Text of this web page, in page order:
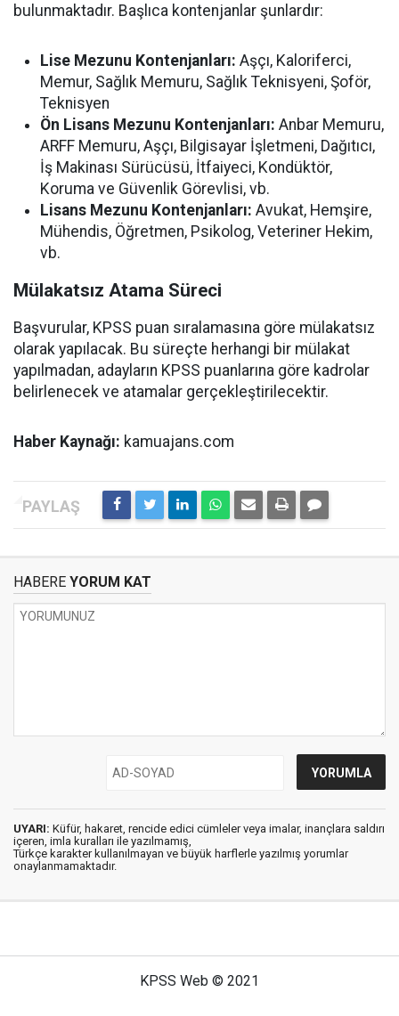
bulunmaktadır. Başlıca kontenjanlar şunlardır:
Lise Mezunu Kontenjanları: Aşçı, Kaloriferci,
Memur, Sağlık Memuru, Sağlık Teknisyeni, Şoför,
Teknisyen
Ön Lisans Mezunu Kontenjanları: Anbar Memuru,
ARFF Memuru, Aşçı, Bilgisayar İşletmeni, Dağıtıcı,
İş Makinası Sürücüsü, İtfaiyeci, Kondüktör,
Koruma ve Güvenlik Görevlisi, vb.
Lisans Mezunu Kontenjanları: Avukat, Hemşire,
Mühendis, Öğretmen, Psikolog, Veteriner Hekim,
vb.
Mülakatsız Atama Süreci
Başvurular, KPSS puan sıralamasına göre mülakatsız
olarak yapılacak. Bu süreçte herhangi bir mülakat
yapılmadan, adayların KPSS puanlarına göre kadrolar
belirlenecek ve atamalar gerçekleştirilecektir.
Haber Kaynağı: kamuajans.com
HABERE YORUM KAT
UYARI: Küfür, hakaret, rencide edici cümleler veya imalar, inançlara saldırı
içeren, imla kuralları ile yazılmamış,
Türkçe karakter kullanılmayan ve büyük harflerle yazılmış yorumlar
onaylanmamaktadır.
KPSS Web © 2021